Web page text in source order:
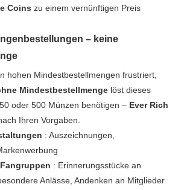
Coins zu einem vernünftigen Preis
– keine
hohen Mindestbestellmengen frustriert,
Mindestbestellmenge löst dieses
oder 500 Münzen benötigen – Ever Rich
Ihren Vorgaben.
: Auszeichnungen,
: Erinnerungsstücke an
Anlässe, Andenken an Mitglieder